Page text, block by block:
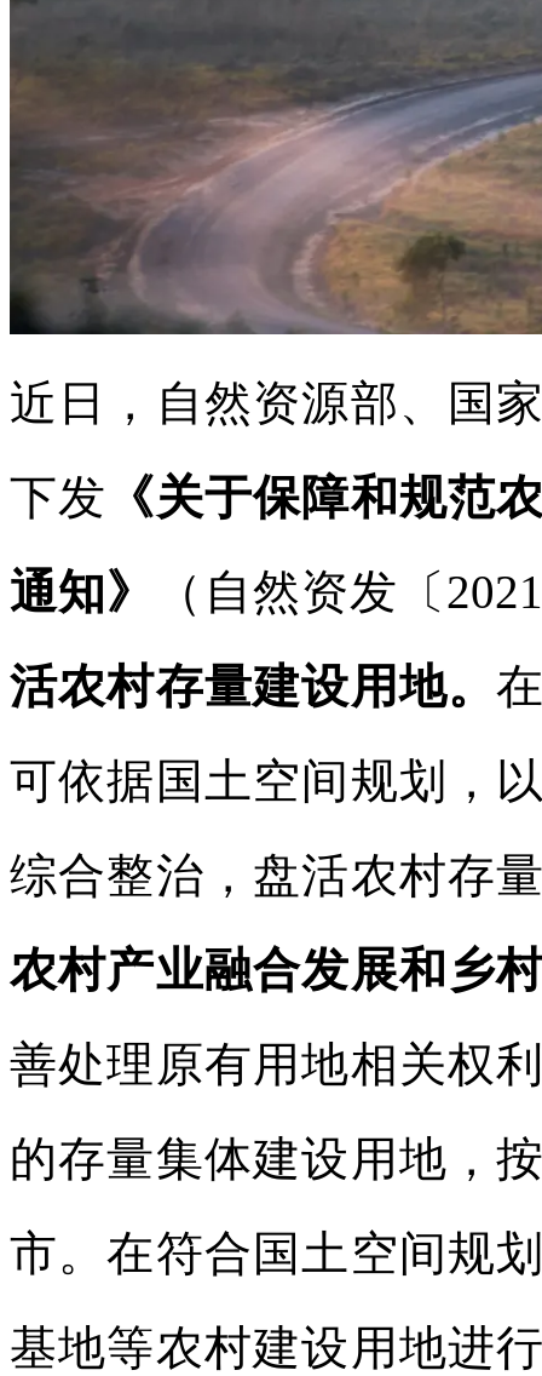
近日，自然资源部、国
下发 《关于保障和规范
通知》
（自然资发〔
活农村存量建设用地。
可依据国土空间规划，
综合整治，盘活农村存
农村产业融合发展和乡
善处理原有用地相关权
的存量集体建设用地，
市。在符合国土空间规
基地等农村建设用地进